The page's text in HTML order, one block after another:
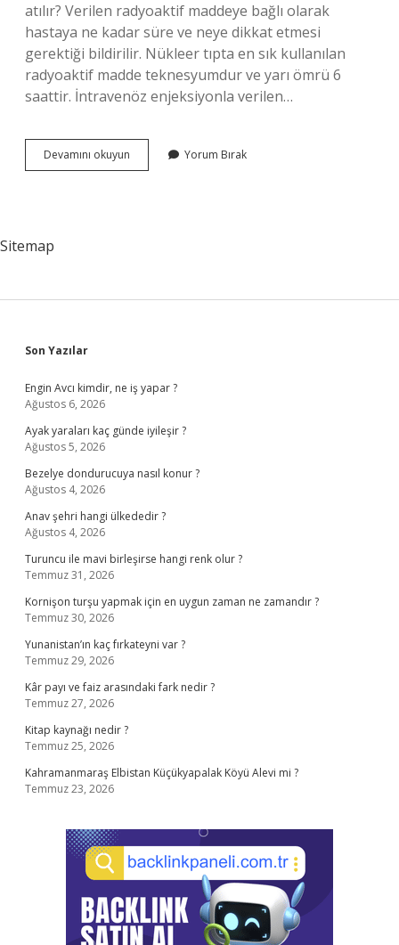
atılır? Verilen radyoaktif maddeye bağlı olarak
hastaya ne kadar süre ve neye dikkat etmesi
gerektiği bildirilir. Nükleer tıpta en sık kullanılan
radyoaktif madde teknesyumdur ve yarı ömrü 6
saattir. İntravenöz enjeksiyonla verilen…
Devamını okuyun Radyasyon
Ne
Yorum Bırak
Sitemap
Sidebar
Son Yazılar
Engin Avcı kimdir, ne iş yapar ?
Ağustos 6, 2026
Ayak yaraları kaç günde iyileşir ?
Ağustos 5, 2026
Bezelye dondurucuya nasıl konur ?
Ağustos 4, 2026
Anav şehri hangi ülkededir ?
Ağustos 4, 2026
Turuncu ile mavi birleşirse hangi renk olur ?
Temmuz 31, 2026
Kornişon turşu yapmak için en uygun zaman ne zamandır ?
Temmuz 30, 2026
Yunanistan’ın kaç fırkateyni var ?
Temmuz 29, 2026
Kâr payı ve faiz arasındaki fark nedir ?
Temmuz 27, 2026
Kitap kaynağı nedir ?
Temmuz 25, 2026
Kahramanmaraş Elbistan Küçükyapalak Köyü Alevi mi ?
Temmuz 23, 2026